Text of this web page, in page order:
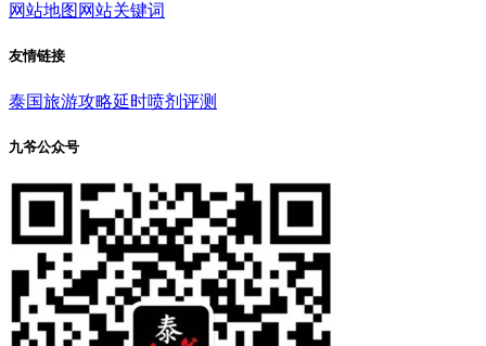
网站地图 网站关键词
友情链接
泰国旅游攻略延时喷剂评测
九爷公众号